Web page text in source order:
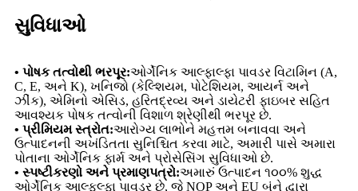
સુવિધાઓ
• પોષક તત્વોથી ભરપૂર:ઓર્ગેનિક આલ્ફાલ્ફા પાવડર વિટામિન (A,
C, E, અને K), ખનિજો (કેલ્શિયમ, પોટેશિયમ, આયર્ન અને
ઝીંક), એમિનો એસિડ, હરિતદ્રવ્ય અને ડાયેટરી ફાઇબર સહિત
આવશ્યક પોષક તત્વોની વિશાળ શ્રેણીથી ભરપૂર છે.
• પ્રીમિયમ સ્ત્રોત:આરોગ્ય લાભોને મહત્તમ બનાવવા અને
ઉત્પાદનની અખંડિતતા સુનિશ્ચિત કરવા માટે, અમારી પાસે અમારા
પોતાના ઓર્ગેનિક ફાર્મ અને પ્રોસેસિંગ સુવિધાઓ છે.
• સ્પષ્ટીકરણો અને પ્રમાણપત્રો:અમારું ઉત્પાદન ૧૦૦% શુદ્ધ
ઓર્ગેનિક આલ્ફલ્ફા પાવડર છે, જે NOP અને EU બંને દ્વારા